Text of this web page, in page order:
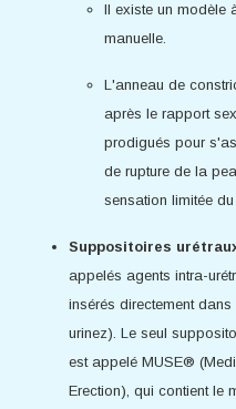
Il existe un modèle
manuelle.
L'anneau de
après le rapport
prodigués pour
de rupture de la
sensation limitée
Suppositoires
appelés agents intra-
insérés directement
urinez). Le seul
est appelé MUSE®
Erection), qui contient le